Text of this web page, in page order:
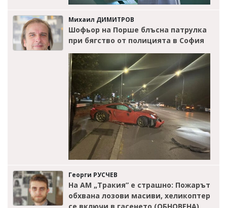
Михаил ДИМИТРОВ
Шофьор на Порше блъсна патрулка
при бягство от полицията в София
Георги РУСЧЕВ
На АМ „Тракия” е страшно: Пожарът
обхвана лозови масиви, хеликоптер